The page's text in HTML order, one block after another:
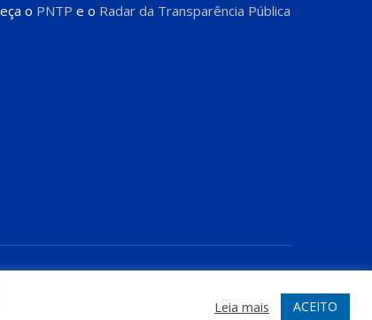
o PNTP e o Radar da Transparência Pública
Leia mais ACEITO